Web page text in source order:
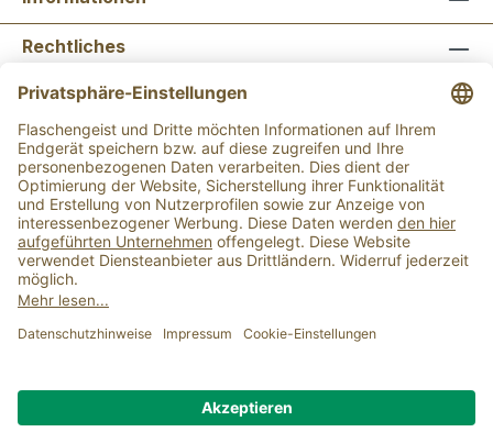
Rechtliches
Newsletter abonnieren
Flaschengeist Bonn Flaschengeist Münster
Alle Preise inkl. gesetzl. Mehrwertsteuer zzgl.
Versandkosten
beträgt 15,00 €.